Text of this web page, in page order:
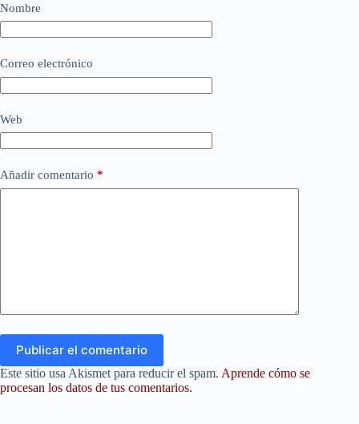
Nombre
Correo electrónico
Web
Añadir comentario *
Publicar el comentario
Este sitio usa Akismet para reducir el spam. Aprende cómo se
procesan los datos de tus comentarios.